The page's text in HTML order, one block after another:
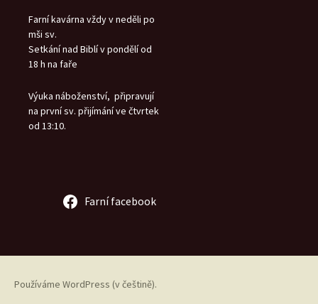
Farní kavárna vždy v neděli po
mši sv.
Setkání nad Biblí v pondělí od
18 h na faře
Výuka náboženství, připravují
na první sv. přijímání ve čtvrtek
od 13:10.
Farní facebook
Používáme WordPress (v češtině).